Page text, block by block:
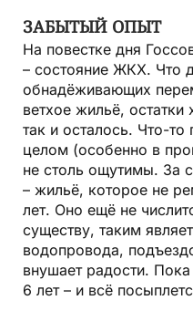
ЗАБЫТЫЙ ОПЫТ
На повестке дня
– состояние ЖКХ. Что
обнадёживающих
ветхое жильё,
так и осталось. Что-то
целом (особенно в
не столь ощутимы. За
– жильё, которое не
лет. Оно ещё не
существу, таким
водопровода,
внушает радости.
6 лет – и всё